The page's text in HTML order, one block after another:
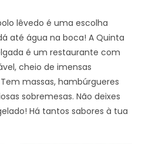
lêvedo é uma escolha
até água na boca! A Quinta
é um restaurante com
cheio de imensas
massas, hambúrgueres
sobremesas. Não deixes
Há tantos sabores à tua